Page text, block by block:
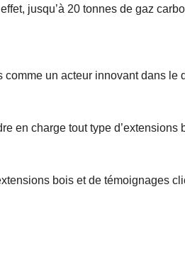
jusqu’à 20 tonnes de gaz
un acteur innovant dans le
en charge tout type
bois et de témoignages